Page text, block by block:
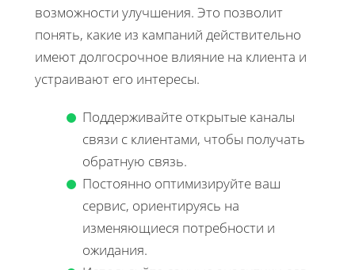
возможности улучшения. Это позволит
понять, какие из кампаний действительно
имеют долгосрочное влияние на клиента и
устраивают его интересы.
Поддерживайте открытые каналы
связи с клиентами, чтобы получать
обратную связь.
Постоянно оптимизируйте ваш
сервис, ориентируясь на
изменяющиеся потребности и
ожидания.